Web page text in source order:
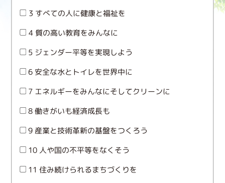
3 すべての人に健康と福祉を
4 質の高い教育をみんなに
5 ジェンダー平等を実現しよう
6 安全な水とトイレを世界中に
7 エネルギーをみんなにそしてクリーンに
8 働きがいも経済成長も
9 産業と技術革新の基盤をつくろう
10 人や国の不平等をなくそう
11 住み続けられるまちづくりを